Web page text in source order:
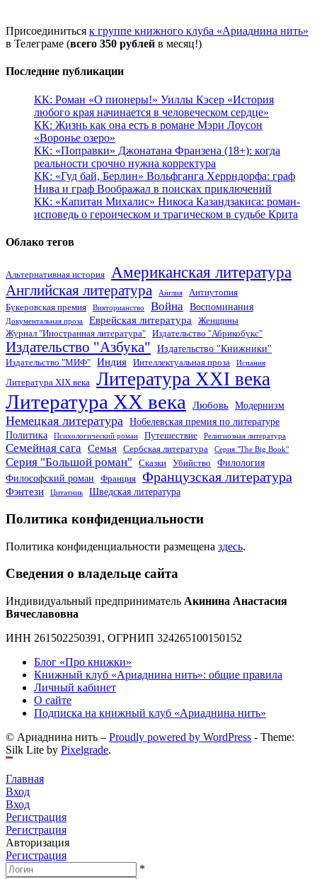
Присоединиться к группе книжного клуба «Ариаднина нить»
в Телеграме (всего 350 рублей в месяц!)
Последние публикации
КК: Роман «О пионеры!» Уиллы Кэсер «История
любого края начинается в человеческом сердце»
КК: Жизнь как она есть в романе Мэри Лоусон
«Воронье озеро»
КК: «Поправки» Джонатана Франзена (18+): когда
реальности срочно нужна корректура
КК: «Гуд бай, Берлин» Вольфганга Херрндорфа: граф
Нива и граф Воображал в поисках приключений
КК: «Капитан Михалис» Никоса Казандзакиса: роман-
исповедь о героическом и трагическом в судьбе Крита
Облако тегов
Альтернативная история Американская литература
Английская литература Англия
Антиутопия
Букеровская премия
Викторианство Война Воспоминания
Документальная проза Еврейская литература
Женщины
Журнал "Иностранная литература"
Издательство "Абрикобукс"
Издательство "Азбука" Издательство "Книжники"
Издательство "МИФ" Индия Интеллектуальная проза Испания
Литература XIX века Литература XXI века
Литература XX века Любовь Модернизм
Немецкая литература Нобелевская премия по литературе
Политика
Психологический роман Путешествие Религиозная литература
Семейная сага Семья Сербская литература Серия "The Big Book"
Серия "Большой роман" Сказки Убийство
Филология
Философский роман
Франция Французская литература
Фэнтези Цитатник Шведская литература
Политика конфиденциальности
Политика конфиденциальности размещена здесь.
Сведения о владельце сайта
Индивидуальный предприниматель Акинина Анастасия
Вячеславовна
ИНН 261502250391, ОГРНИП 324265100150152
Блог «Про книжки»
Книжный клуб «Ариаднина нить»: общие правила
Личный кабинет
О сайте
Подписка на книжный клуб «Ариаднина нить»
© Ариаднина нить – Proudly powered by WordPress - Theme:
Silk Lite by Pixelgrade.
Главная
Вход
Вход
Регистрация
Регистрация
Авторизация
Регистрация
*